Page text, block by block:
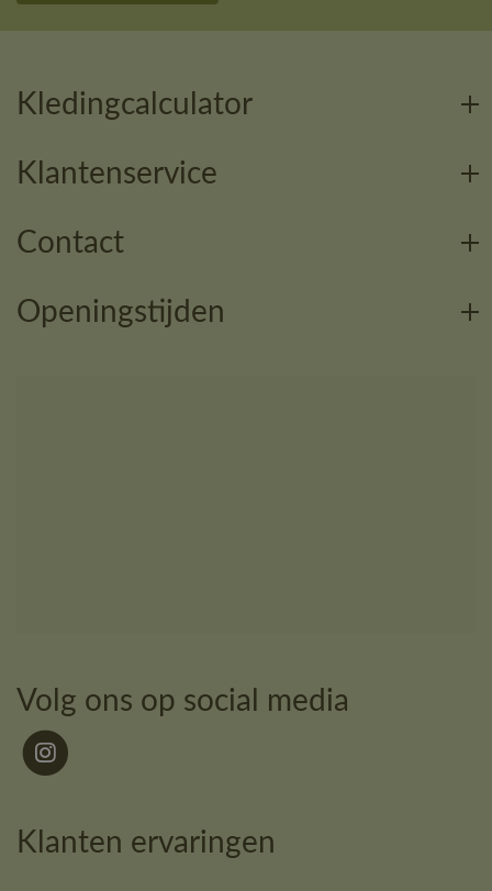
Kledingcalculator
Klantenservice
Contact
Openingstijden
Volg ons op social media
Klanten ervaringen